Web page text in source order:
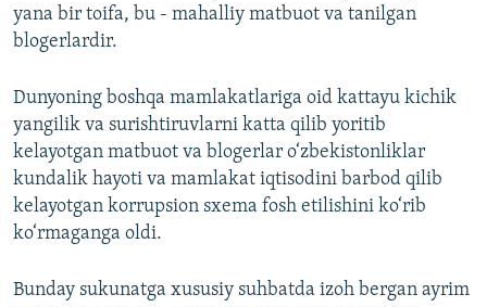
yana bir toifa, bu - mahalliy matbuot va tanilgan
blogerlardir.
Dunyoning boshqa mamlakatlariga oid kattayu kichik
yangilik va surishtiruvlarni katta qilib yoritib
kelayotgan matbuot va blogerlar o‘zbekistonliklar
kundalik hayoti va mamlakat iqtisodini barbod qilib
kelayotgan korrupsion sxema fosh etilishini ko‘rib
ko‘rmaganga oldi.
Bunday sukunatga xususiy suhbatda izoh bergan ayrim